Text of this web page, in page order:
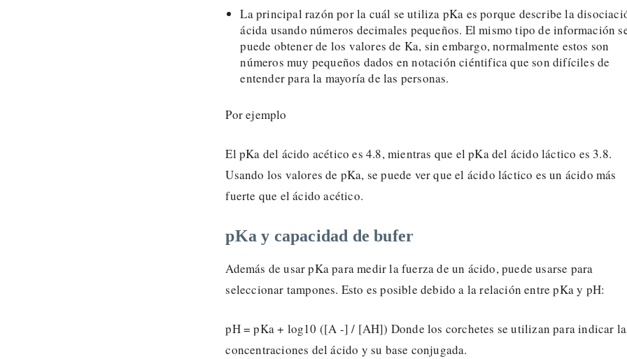
La principal razón por la cuál se utiliza pKa es porque describe la
ácida usando números decimales pequeños. El mismo tipo de información
puede obtener de los valores de Ka, sin embargo, normalmente estos son
números muy pequeños dados en notación ciéntifica que son difíciles de
entender para la mayoría de las personas.
Por ejemplo
El pKa del ácido acético es 4.8, mientras que el pKa del ácido láctico es 3.8.
Usando los valores de pKa, se puede ver que el ácido láctico es un ácido más
fuerte que el ácido acético.
pKa y capacidad de bufer
Además de usar pKa para medir la fuerza de un ácido, puede usarse para
seleccionar tampones. Esto es posible debido a la relación entre pKa y pH:
pH = pKa + log10 ([A -] / [AH]) Donde los corchetes se utilizan para indicar
concentraciones del ácido y su base conjugada.